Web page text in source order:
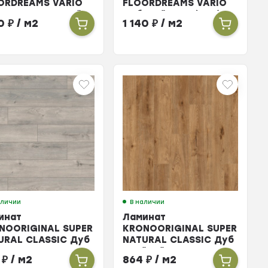
VARIO
Брашированный
12мм 33кл
₽ / м2
FLOORDREAMS VARIO
Дуб Шейр H15 (тем)
12мм 33кл
1 140 ₽/ м2
SUPER
CLASSIC Дуб
₽ / м2
В наличии
Ламинат
KRONOORIGINAL SUPER
NATURAL CLASSIC Дуб
Скайлайн 8мм 33кл
864 ₽/ м2